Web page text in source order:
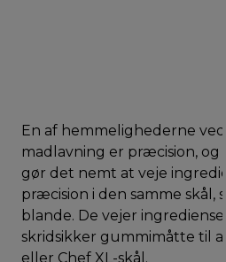
En af hemmelighederne ved
madlavning er præcision, og
gør det nemt at veje
præcision i den samme skål,
blande. De vejer
skridsikker gummimåtte til at
eller Chef XL-skål.